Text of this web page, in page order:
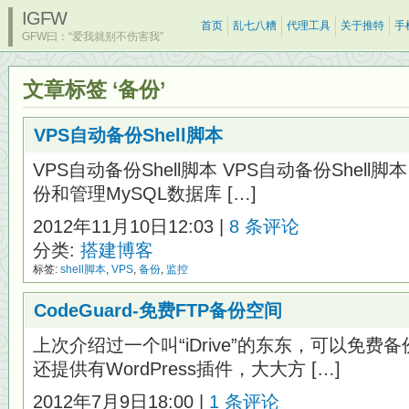
IGFW
GFW曰：“爱我就别不伤害我”
首页 乱七八糟 代理工具 关于推特 手
文章标签 ‘备份’
VPS自动备份Shell脚本
VPS自动备份Shell脚本 VPS自动备份Shell脚
份和管理MySQL数据库 […]
2012年11月10日12:03 | 8 条评论
分类: 搭建博客
标签: shell脚本, VPS, 备份, 监控
CodeGuard-免费FTP备份空间
上次介绍过一个叫“iDrive”的东东，可以免费
还提供有WordPress插件，大大方 […]
2012年7月9日18:00 | 1 条评论